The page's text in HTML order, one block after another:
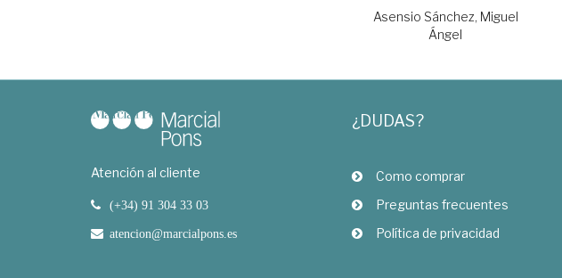
Asensio Sánchez, Miguel
Ángel
Atención al cliente
(+34) 91 304 33 03
atencion@marcialpons.es
¿DUDAS?
Como comprar
Preguntas frecuentes
Política de privacidad